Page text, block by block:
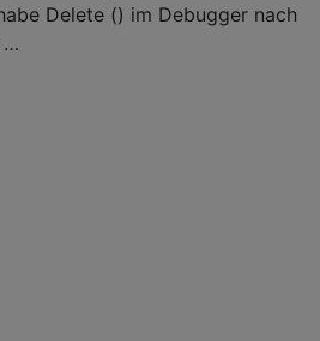
Delete () im Debugger nach
…